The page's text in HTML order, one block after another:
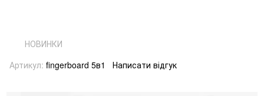
НОВИНКИ
Артикул: fingerboard 5в1 Написати відгук